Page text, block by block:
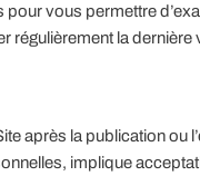
vous permettre
régulièrement la
après la publication
implique